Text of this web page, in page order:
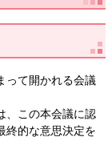
って開かれる会議
、この本会議に認
終的な意思決定を